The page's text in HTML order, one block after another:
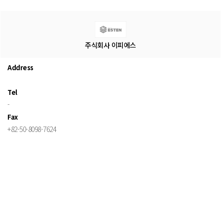
주식회사 이피에스
Address
Tel
-
Fax
+82-50-8098-7624